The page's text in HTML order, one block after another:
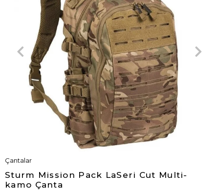
Çantalar
Sturm Mission Pack LaSeri Cut Multi-
kamo Çanta